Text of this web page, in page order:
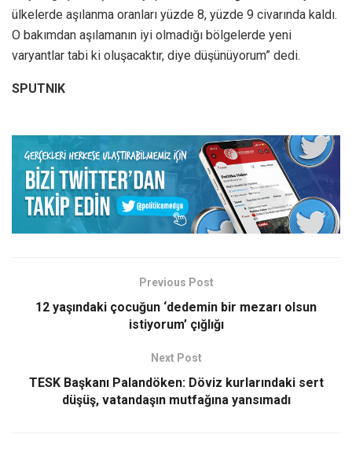
ülkelerde aşılanma oranları yüzde 8, yüzde 9 civarında kaldı.
O bakımdan aşılamanın iyi olmadığı bölgelerde yeni
varyantlar tabi ki oluşacaktır, diye düşünüyorum” dedi.
SPUTNIK
Previous Post
12 yaşındaki çocuğun ‘dedemin bir mezarı olsun
istiyorum’ çığlığı
Next Post
TESK Başkanı Palandöken: Döviz kurlarındaki sert
düşüş, vatandaşın mutfağına yansımadı